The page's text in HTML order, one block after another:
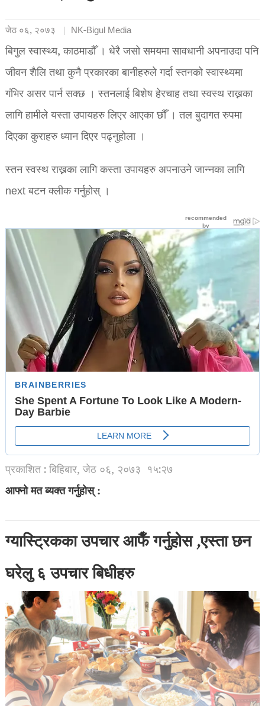
जेठ ०६, २०७३ NK-Bigul Media
बिगुल स्वास्थ्य, काठमाडौँ । धेरै जसो समयमा सावधानी अपनाउदा पनि
जीवन शैलि तथा कुनै प्रकारका बानीहरुले गर्दा स्तनको स्वास्थ्यमा
गंभिर असर पार्न सक्छ । स्तनलाई बिशेष हेरचाह तथा स्वस्थ राख्नका
लागि हामीले यस्ता उपायहरु लिएर आएका छौँ । तल बुदागत रुपमा
दिएका कुराहरु ध्यान दिएर पढ्नुहोला ।
स्तन स्वस्थ राख्नका लागि कस्ता उपायहरु अपनाउने जान्नका लागि
next बटन क्लीक गर्नुहोस् ।
प्रकाशित : बिहिबार, जेठ ०६, २०७३ १५:२७
आफ्नो मत ब्यक्त गर्नुहोस् :
ग्यास्ट्रिकका उपचार आफैँ गर्नुहोस ,एस्ता छन
घरेलु ६ उपचार बिधीहरु